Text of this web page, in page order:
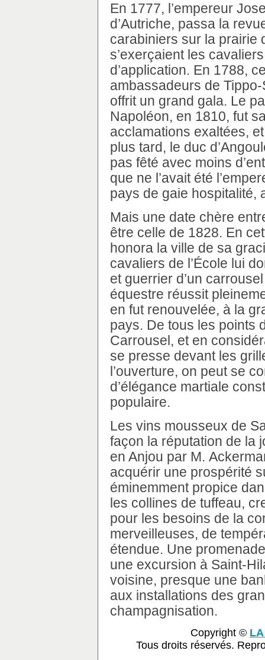
En 1777, l’empereur
d’Autriche, passa la
carabiniers sur la prairie
s’exerçaient les
d’application. En 1788,
ambassadeurs de Tippo-
offrit un grand gala. Le
Napoléon, en 1810, fut
acclamations exaltées,
plus tard, le duc
pas fêté avec moins
que ne l’avait été
pays de gaie hospitalité,
Mais une date chère
être celle de 1828. En
honora la ville de sa
cavaliers de l’École lui
et guerrier d’un
équestre réussit
en fut renouvelée, à la
pays. De tous les points
Carrousel, et en
se presse devant les
l’ouverture, on peut se
d’élégance martiale
populaire.
Les vins mousseux de
façon la réputation de la
en Anjou par M.
acquérir une prospérité
éminemment propice
les collines de tuffeau,
pour les besoins de la
merveilleuses, de
étendue. Une
une excursion à Saint-
voisine, presque une
aux installations des
champagnisation.
Copyright ©
Tous droits réservés.